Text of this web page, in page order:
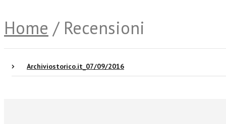
Home / Recensioni
Archiviostorico.it_07/09/2016